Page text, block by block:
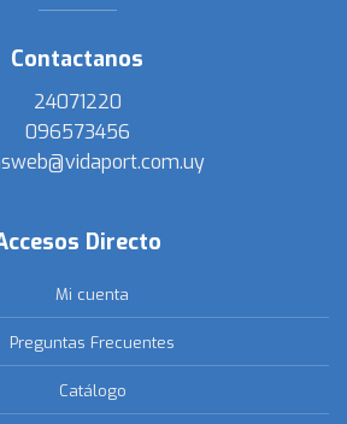
Contactanos
24071220
096573456
Directo
Mi cuenta
Preguntas Frecuentes
Catálogo